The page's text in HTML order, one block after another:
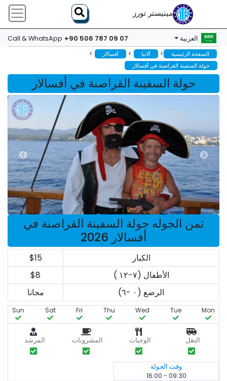
مينيستر تورز
العربية Call & WhatsApp +90 506 787 09 07
الصفحة الرئيسية > ألانيا > أفسالار >
جولة السفينة القراصنة في أفسالار
جولة السفينة القراصنة في أفسالار
ثمن الجوله جولة السفينة القراصنة في
أفسالار 2026
الكبار
$15
الأطفال (٧-١٢ )
$8
الرضع (٠ -٦)
مجانا
Mon
Tue
Wed
Thu
Fri
Sat
Sun
النقل الوجبات المشروبات المرشد
وقت الجولة
09:30 - 16:00